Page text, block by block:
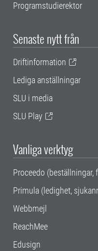
Programstudierektor
Senaste nytt från
Driftinformation
Lediga anställningar
SLU i media
SLU Play
Vanliga verktyg
Proceedo (beställningar,
Primula (ledighet,
Webbmejl
ReachMee
Edusign